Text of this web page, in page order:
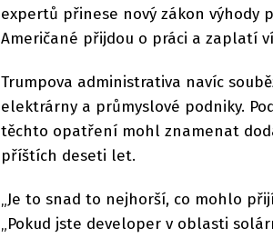
expertů přinese nový zákon výhody
Američané přijdou o práci a zaplatí
Trumpova administrativa navíc
elektrárny a průmyslové podniky.
těchto opatření mohl znamenat
příštích deseti let.
„Je to snad to nejhorší, co mohlo
„Pokud jste developer v oblasti